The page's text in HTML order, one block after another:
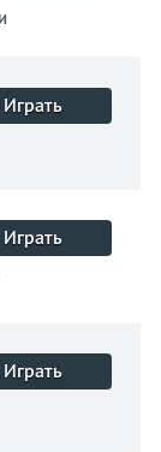
Играть
Играть
Играть